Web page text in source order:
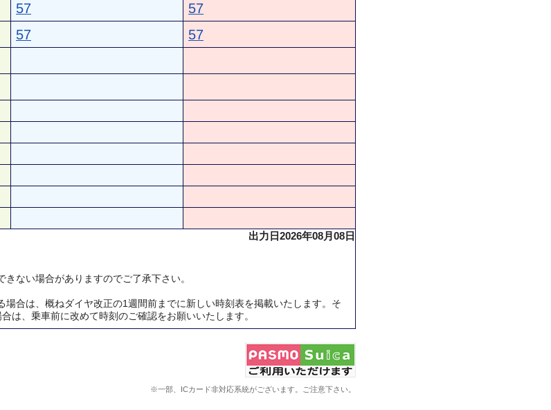
57 57
57 57
出力日2026年08月08日
ない場合がありますのでご了承下さい。
場合は、概ねダイヤ改正の1週間前までに新しい時刻表を掲載いたします。そ
は、乗車前に改めて時刻のご確認をお願いいたします。
※一部、ICカード非対応系統がございます。ご注意下さい。